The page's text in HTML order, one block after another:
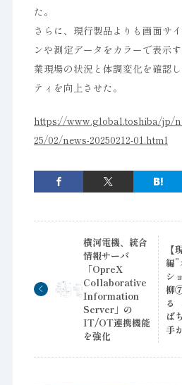
た。
さらに、現行製品よりも画面サ
ンや測定データをカラーで表示
業現場の状況と体調変化を確認
ティを向上させた。
https://www.global.toshiba/jp/
25/02/news-20250212-01.html
横河電機、統合
情報サーバ
「OpreX
Collaborative
Information
Server」の
IT/OT連携機能
を強化
【
編
シ
柳
る
ば
手